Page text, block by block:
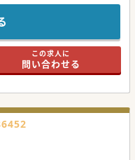
を入れており、当直や
療に専念できるような
らも通いやすく、実際に
しゃいます。
～4日勤務の相談も可能
間勤務も相談可能にな
師2名です。
この求人に
問い合わせる